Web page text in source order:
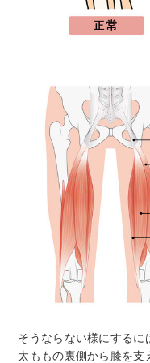
そうならない様にするに
太ももの裏側から膝を支